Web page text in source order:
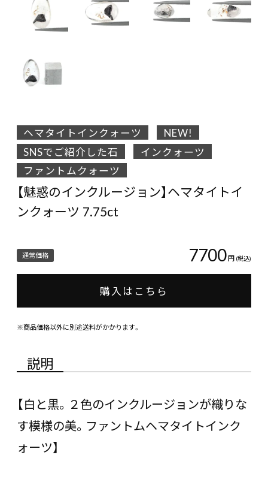
ヘマタイトインクォーツ
NEW!
SNSでご紹介した石
インクォーツ
ファントムクォーツ
【魅惑のインクルージョン】ヘマタイトイ
ンクォーツ 7.75ct
通常価格 7700円 (税込)
購入はこちら
※商品価格以外に別途送料がかかります。
説明
【白と黒。２色のインクルージョンが織りな
す模様の美。ファントムヘマタイトインク
ォーツ】